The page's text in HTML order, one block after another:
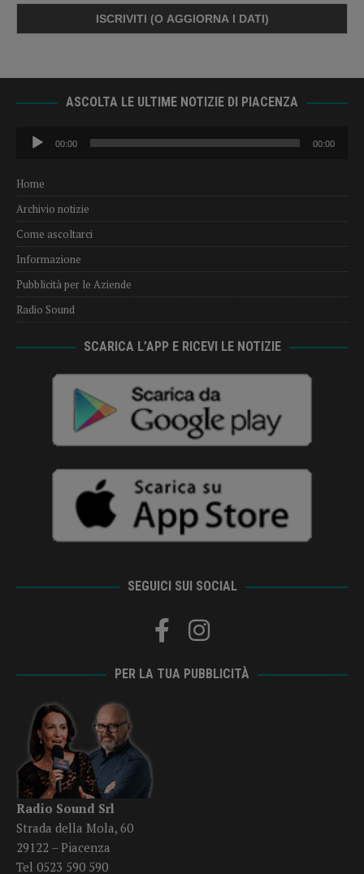
ASCOLTA LE ULTIME NOTIZIE DI PIACENZA
Audio
Player
00:00 00:00
Home
Archivio notizie
Come ascoltarci
Informazione
Pubblicità per le Aziende
Radio Sound
SCARICA L’APP E RICEVI LE NOTIZIE
SEGUICI SUI SOCIAL
PER LA TUA PUBBLICITÀ
Radio Sound Srl
Strada della Mola, 60
29122 – Piacenza
Tel 0523 590 590